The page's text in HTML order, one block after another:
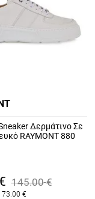
Δερμάτινο Σε
RAYMONT 880
€ 145.00 €
73.00 €